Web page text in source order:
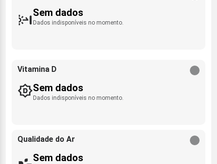
Sem dados
Dados indisponíveis no momento.
Vitamina D
Sem dados
Dados indisponíveis no momento.
Qualidade do Ar
Sem dados